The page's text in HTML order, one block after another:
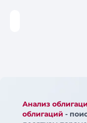
Анализ
облигаций -